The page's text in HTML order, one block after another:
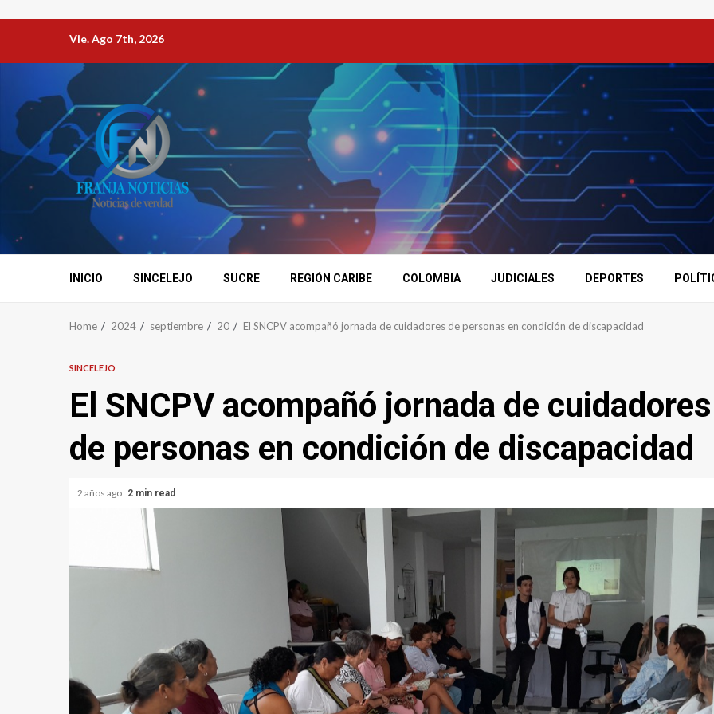
Vie. Ago 7th, 2026
INICIO SINCELEJO SUCRE REGIÓN CARIBE COLOMBIA JUDICIALES DEPORTES
Home 2024 septiembre 20 El SNCPV acompañó jornada de cuidadores de personas en condición de discapacidad
SINCELEJO
El SNCPV acompañó jornada de cuidadores
de personas en condición de discapacidad
2 años ago 2 min read